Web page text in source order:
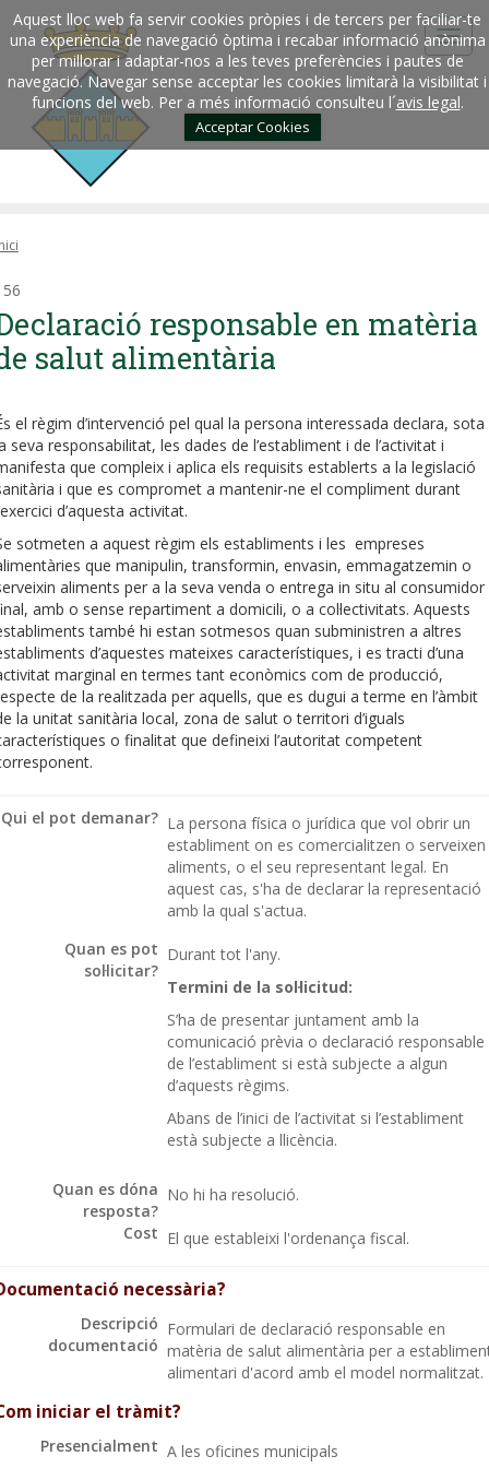
Aquest lloc web fa servir cookies pròpies i de tercers per faciliar-te
una experiència de navegació òptima i recabar informació anònima
per millorar i adaptar-nos a les teves preferències i pautes de
navegació. Navegar sense acceptar les cookies limitarà la visibilitat i
funcions del web. Per a més informació consulteu l´avis legal.
Acceptar Cookies
responsable en matèria
salut alimentària
el règim d’intervenció pel qual la persona interessada declara, sota
seva responsabilitat, les dades de l’establiment i de l’activitat i
que compleix i aplica els requisits establerts a la legislació
i que es compromet a mantenir-ne el compliment durant
d’aquesta activitat.
sotmeten a aquest règim els establiments i les empreses
que manipulin, transformin, envasin, emmagatzemin o
aliments per a la seva venda o entrega in situ al consumidor
amb o sense repartiment a domicili, o a col·lectivitats. Aquests
també hi estan sotmesos quan subministren a altres
d’aquestes mateixes característiques, i es tracti d’una
marginal en termes tant econòmics com de producció,
de la realitzada per aquells, que es dugui a terme en l’àmbit
la unitat sanitària local, zona de salut o territori d’iguals
o finalitat que defineixi l’autoritat competent
Qui el pot demanar? La persona física o jurídica que vol obrir un
establiment on es comercialitzen o serveixen
aliments, o el seu representant legal. En
aquest cas, s'ha de declarar la representació
amb la qual s'actua.
Quan es pot
sol·licitar?
Durant tot l'any.
Termini de la sol·licitud:
S’ha de presentar juntament amb la
comunicació prèvia o declaració responsable
de l’establiment si està subjecte a algun
d’aquests règims.
Abans de l’inici de l’activitat si l’establiment
està subjecte a llicència.
Quan es dóna
resposta?
No hi ha resolució.
Cost El que estableixi l'ordenança fiscal.
necessària?
Descripció
documentació
Formulari de declaració responsable en
matèria de salut alimentària per a
alimentari d'acord amb el model normalitzat.
iniciar el tràmit?
Presencialment A les oficines municipals